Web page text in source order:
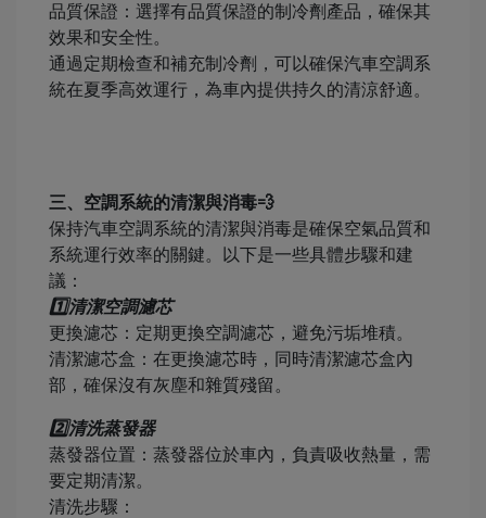
品質保證：選擇有品質保證的制冷劑產品，確保其
效果和安全性。
通過定期檢查和補充制冷劑，可以確保汽車空調系
統在夏季高效運行，為車內提供持久的清涼舒適。
三、空調系統的清潔與消毒💨
保持汽車空調系統的清潔與消毒是確保空氣品質和
系統運行效率的關鍵。以下是一些具體步驟和建
議：
1️⃣清潔空調濾芯
更換濾芯：定期更換空調濾芯，避免污垢堆積。
清潔濾芯盒：在更換濾芯時，同時清潔濾芯盒內
部，確保沒有灰塵和雜質殘留。
2️⃣清洗蒸發器
蒸發器位置：蒸發器位於車內，負責吸收熱量，需
要定期清潔。
清洗步驟：